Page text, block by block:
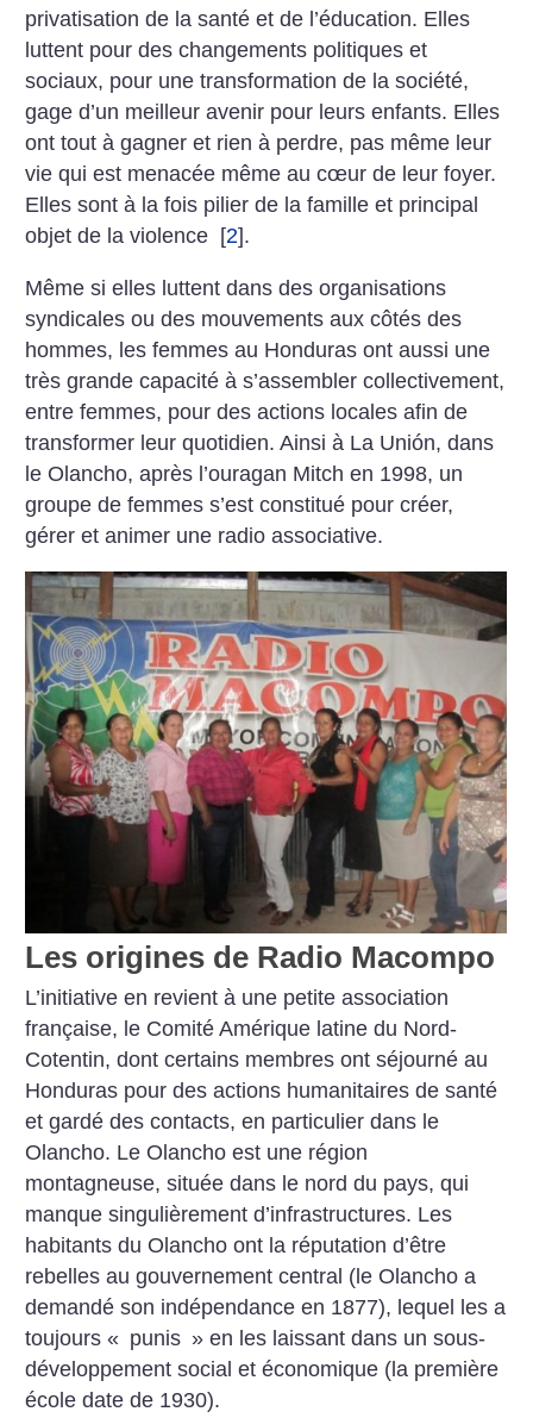
privatisation de la santé et de l’éducation. Elles
luttent pour des changements politiques et
sociaux, pour une transformation de la société,
gage d’un meilleur avenir pour leurs enfants. Elles
ont tout à gagner et rien à perdre, pas même leur
vie qui est menacée même au cœur de leur foyer.
Elles sont à la fois pilier de la famille et principal
objet de la violence [2].
Même si elles luttent dans des organisations
syndicales ou des mouvements aux côtés des
hommes, les femmes au Honduras ont aussi une
très grande capacité à s’assembler collectivement,
entre femmes, pour des actions locales afin de
transformer leur quotidien. Ainsi à La Unión, dans
le Olancho, après l’ouragan Mitch en 1998, un
groupe de femmes s’est constitué pour créer,
gérer et animer une radio associative.
Les origines de Radio Macompo
L’initiative en revient à une pe­tite association
française, le Comité Amérique latine du Nord-
Cotentin, dont certains membres ont séjourné au
Honduras pour des actions humanitaires de santé
et gardé des contacts, en particulier dans le
Olancho. Le Olancho est une région
montagneuse, située dans le nord du pays, qui
manque singulièrement d’infrastructures. Les
habitants du Olancho ont la réputation d’être
rebelles au gouvernement central (le Olancho a
demandé son indépendance en 1877), lequel les a
toujours « punis » en les laissant dans un sous-
développement social et économique (la première
école date de 1930).